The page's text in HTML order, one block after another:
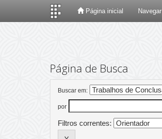
Página inicial Navegar
Página de Busca
Buscar em:
por
Filtros correntes: